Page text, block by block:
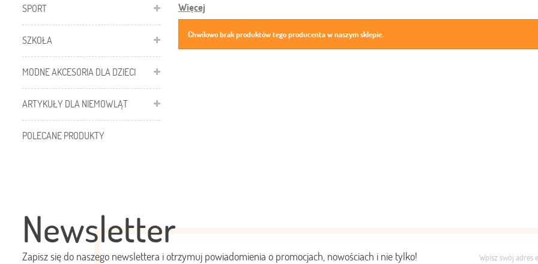
SPORT
SZKOŁA
MODNE AKCESORIA DLA DZIECI
ARTYKUŁY DLA NIEMOWLĄT
POLECANE PRODUKTY
Więcej
Chwilowo brak produktów tego producenta w naszym sklepie.
Newsletter
Zapisz się do naszego newslettera i otrzymuj powiadomienia o promocjach, nowościach i nie tylko!